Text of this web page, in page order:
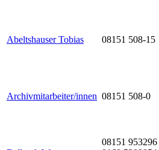
Abeltshauser Tobias 08151 508-15
Archivmitarbeiter/innen 08151 508-0
08151 953296